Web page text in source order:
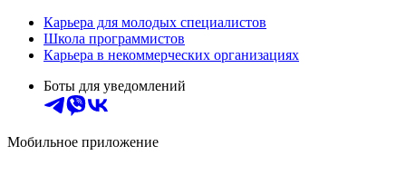
Карьера для молодых специалистов
Школа программистов
Карьера в некоммерческих организациях
Боты для уведомлений
Мобильное приложение